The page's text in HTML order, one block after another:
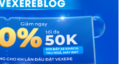
tại Sapa.
King Express
hàng